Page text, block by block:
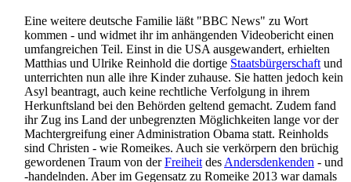
Eine weitere deutsche Familie läßt "BBC News" zu Wort
kommen - und widmet ihr im anhängenden Videobericht einen
umfangreichen Teil. Einst in die USA ausgewandert, erhielten
Matthias und Ulrike Reinhold die dortige Staatsbürgerschaft und
unterrichten nun alle ihre Kinder zuhause. Sie hatten jedoch kein
Asyl beantragt, auch keine rechtliche Verfolgung in ihrem
Herkunftsland bei den Behörden geltend gemacht. Zudem fand
ihr Zug ins Land der unbegrenzten Möglichkeiten lange vor der
Machtergreifung einer Administration Obama statt. Reinholds
sind Christen - wie Romeikes. Auch sie verkörpern den brüchig
gewordenen Traum von derFreiheit des Andersdenkenden - und
-handelnden. Aber im Gegensatz zu Romeike 2013 war damals